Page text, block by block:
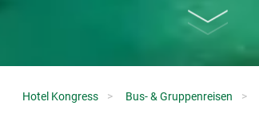
Hotel Kongress Bus- & Gruppenreisen